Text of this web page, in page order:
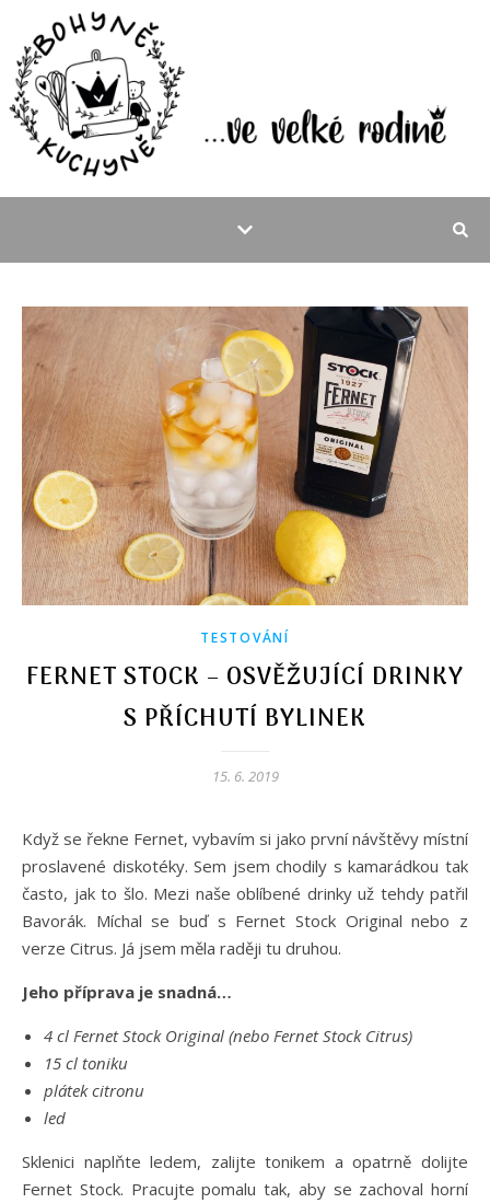
TESTOVÁNÍ
FERNET STOCK – OSVĚŽUJÍCÍ DRINKY
S PŘÍCHUTÍ BYLINEK
15. 6. 2019
Když se řekne Fernet, vybavím si jako první návštěvy místní
proslavené diskotéky. Sem jsem chodily s kamarádkou tak
často, jak to šlo. Mezi naše oblíbené drinky už tehdy patřil
Bavorák. Míchal se buď s Fernet Stock Original nebo z
verze Citrus. Já jsem měla raději tu druhou.
Jeho příprava je snadná…
4 cl Fernet Stock Original (nebo Fernet Stock Citrus)
15 cl toniku
plátek citronu
led
Sklenici naplňte ledem, zalijte tonikem a opatrně dolijte
Fernet Stock. Pracujte pomalu tak, aby se zachoval horní